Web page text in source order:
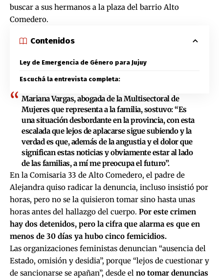
buscar a sus hermanos a la plaza del barrio Alto
Comedero.
Contenidos
Ley de Emergencia de Género para Jujuy
Escuchá la entrevista completa:
Mariana Vargas, abogada de la Multisectoral de
Mujeres que representa a la familia, sostuvo: “Es
una situación desbordante en la provincia, con esta
escalada que lejos de aplacarse sigue subiendo y la
verdad es que, además de la angustia y el dolor que
significan estas noticias y obviamente estar al lado
de las familias, a mí me preocupa el futuro”.
En la Comisaria 33 de Alto Comedero, el padre de
Alejandra quiso radicar la denuncia, incluso insistió por
horas, pero no se la quisieron tomar sino hasta unas
horas antes del hallazgo del cuerpo. Por este crimen
hay dos detenidos, pero la cifra que alarma es que en
menos de 30 días ya hubo cinco femicidios.
Las organizaciones feministas denuncian “ausencia del
Estado, omisión y desidia”, porque “lejos de cuestionar y
de sancionarse se apañan”, desde el no tomar denuncias